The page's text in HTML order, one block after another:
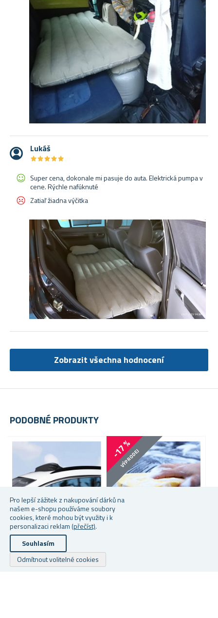
Pro lepší zážitek z nakupování dárků na
našem e-shopu používáme soubory
cookies, které mohou být využity i k
personalizaci reklam (přečíst).
Souhlasím
Odmítnout volitelné cookies
PODOBNÉ PRODUKTY
UTĚRKA NA AUTO Z
MIKROVLÁKNA
-17 %
VÝPRODEJ
Lukáš
★★★★★
★★★★★
Super cena, dokonale mi pasuje do auta. Elektrická pumpa v
cene. Rýchle nafúknuté
Zatiaľ žiadna výčitka
Zobrazit všechna hodnocení